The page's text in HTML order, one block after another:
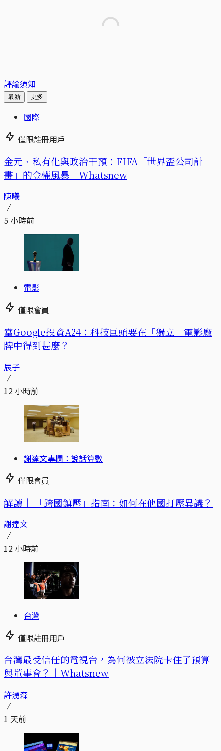
評論須知
最新 更多
國際
僅限註冊用戶
金元、私有化與政治干預：FIFA「世界盃公司計
畫」的金權風暴｜Whatsnew
陳曦
5 小時前
電影
僅限會員
當Google投資A24：科技巨頭要在「獨立」電影廠
牌中得到甚麼？
辰子
12 小時前
謝達文專欄：說話算數
僅限會員
解讀｜ 「跨國鎮壓」指南：如何在他國打壓異議？
謝達文
12 小時前
台灣
僅限註冊用戶
台灣最受信任的電視台，為何被立法院卡住了預算
與董事會？｜Whatsnew
許湧森
1 天前